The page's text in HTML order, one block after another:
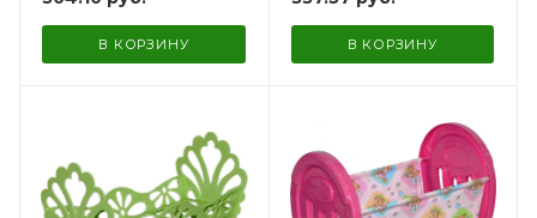
В КОРЗИНУ В КОРЗИНУ